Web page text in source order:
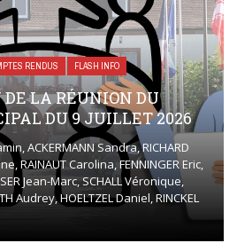
RENDUS FLASH INFO
LA RÉUNION DU
DU 9 JUILLET 2026
ACKERMANN Sandra, RICHARD
RAINAUT Carolina, FENNINGER Eric,
Jean-Marc, SCHALL Véronique,
Audrey, HOELTZEL Daniel, RINCKEL